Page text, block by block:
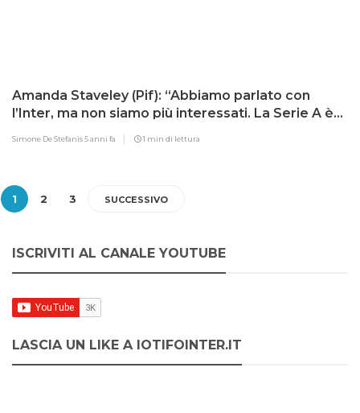
Amanda Staveley (Pif): “Abbiamo parlato con
l’Inter, ma non siamo più interessati. La Serie A è
Simone De Stefanis5 anni fa 1 min di lettura
1 2 3 SUCCESSIVO
ISCRIVITI AL CANALE YOUTUBE
LASCIA UN LIKE A IOTIFOINTER.IT